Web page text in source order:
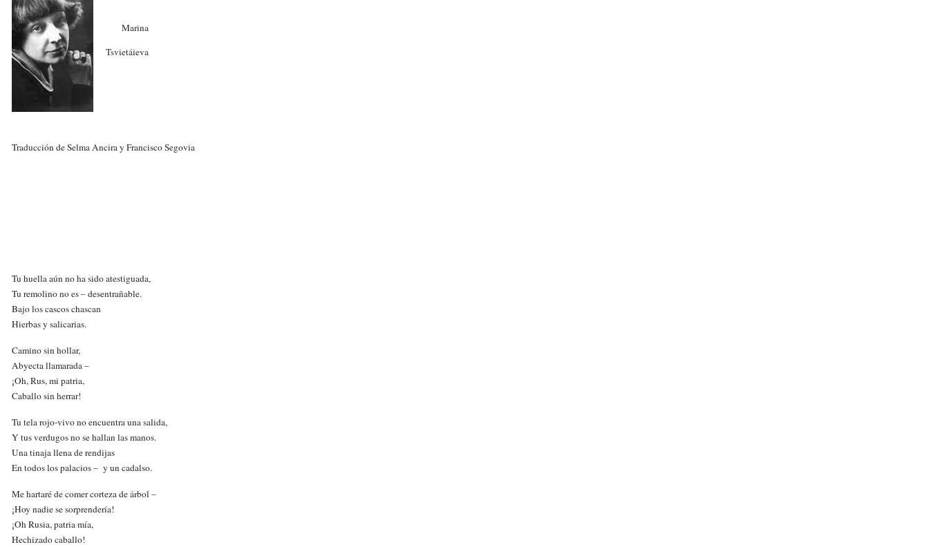
Marina
Tsvietáieva
Traducción de Selma Ancira y Francisco Segovia
Tu huella aún no ha sido atestiguada,
Tu remolino no es – desentrañable.
Bajo los cascos chascan
Hierbas y salicarias.
Camino sin hollar,
Abyecta llamarada –
¡Oh, Rus, mi patria,
Caballo sin herrar!
Tu tela rojo-vivo no encuentra una salida,
Y tus verdugos no se hallan las manos.
Una tinaja llena de rendijas
En todos los palacios – y un cadalso.
Me hartaré de comer corteza de árbol –
¡Hoy nadie se sorprendería!
¡Oh Rusia, patria mía,
Hechizado caballo!